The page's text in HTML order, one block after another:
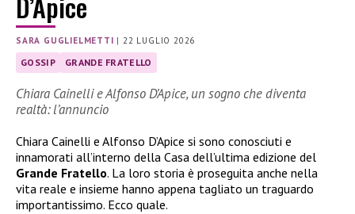
SARA GUGLIELMETTI | 22 LUGLIO 2026
GOSSIP GRANDE FRATELLO
Chiara Cainelli e Alfonso D’Apice, un sogno che diventa
realtà: l’annuncio
Chiara Cainelli e Alfonso D’Apice si sono conosciuti e
innamorati all’interno della Casa dell’ultima edizione del
Grande Fratello. La loro storia è proseguita anche nella
vita reale e insieme hanno appena tagliato un traguardo
importantissimo. Ecco quale.